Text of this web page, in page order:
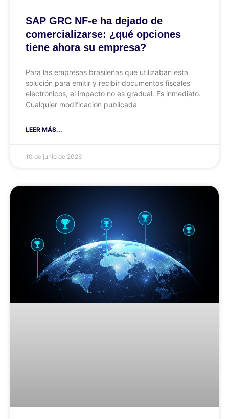
SAP GRC NF-e ha dejado de
comercializarse: ¿qué opciones
tiene ahora su empresa?
Para las empresas brasileñas que utilizaban esta
solución para emitir y recibir documentos fiscales
electrónicos, el impacto no es gradual. Es inmediato.
Cualquier modificación publicada
LEER MÁS...
10 de junio de 2026